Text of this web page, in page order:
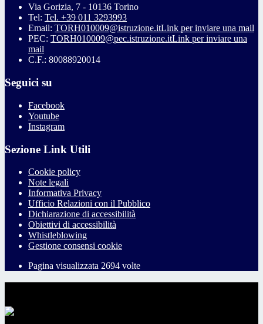
Via Gorizia, 7 - 10136 Torino
Tel: Tel. +39 011 3293993
Email: TORH010009@istruzione.itLink per inviare una mail
PEC: TORH010009@pec.istruzione.itLink per inviare una
mail
C.F.: 80088920014
Seguici su
Facebook
Youtube
Instagram
Sezione Link Utili
Cookie policy
Note legali
Informativa Privacy
Ufficio Relazioni con il Pubblico
Dichiarazione di accessibilità
Obiettivi di accessibilità
Whistleblowing
Gestione consensi cookie
Pagina visualizzata 2694 volte